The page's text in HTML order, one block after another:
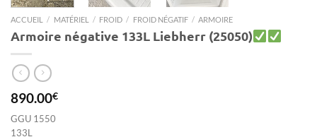
ACCUEIL / MATÉRIEL / FROID / FROID NÉGATIF / ARMOIRE
Armoire négative 133L Liebherr (25050)
890.00€
GGU 1550
133L